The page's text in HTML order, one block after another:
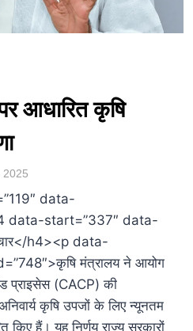
आधारित कृषि
2025
data-
data-start=”337″ data-
h4><p data-
मंत्रालय ने आयोग
प्राइसेस (CACP) की
कृषि उपजों के लिए न्यूनतम
किए हैं। यह निर्णय राज्य सरकारों